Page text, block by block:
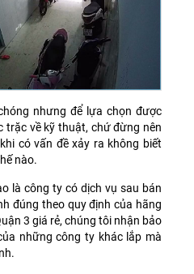
nhưng để lựa chọn được
trặc về kỹ thuật, chứ đừng nên
có vấn đề xảy ra không biết
nào.
là công ty có dịch vụ sau bán
đúng theo quy định của hãng
3 giá rẻ, chúng tôi nhận bảo
những công ty khác lắp mà